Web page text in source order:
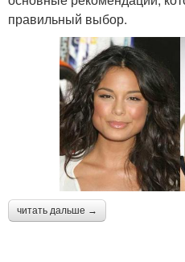
правильный выбор.
читать дальше →